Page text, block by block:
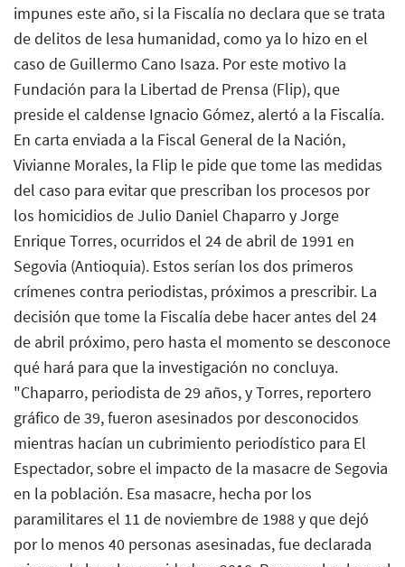
impunes este año, si la Fiscalía no declara que se trata
de delitos de lesa humanidad, como ya lo hizo en el
caso de Guillermo Cano Isaza. Por este motivo la
Fundación para la Libertad de Prensa (Flip), que
preside el caldense Ignacio Gómez, alertó a la Fiscalía.
En carta enviada a la Fiscal General de la Nación,
Vivianne Morales, la Flip le pide que tome las medidas
del caso para evitar que prescriban los procesos por
los homicidios de Julio Daniel Chaparro y Jorge
Enrique Torres, ocurridos el 24 de abril de 1991 en
Segovia (Antioquia). Estos serían los dos primeros
crímenes contra periodistas, próximos a prescribir. La
decisión que tome la Fiscalía debe hacer antes del 24
de abril próximo, pero hasta el momento se desconoce
qué hará para que la investigación no concluya.
"Chaparro, periodista de 29 años, y Torres, reportero
gráfico de 39, fueron asesinados por desconocidos
mientras hacían un cubrimiento periodístico para El
Espectador, sobre el impacto de la masacre de Segovia
en la población. Esa masacre, hecha por los
paramilitares el 11 de noviembre de 1988 y que dejó
por lo menos 40 personas asesinadas, fue declarada